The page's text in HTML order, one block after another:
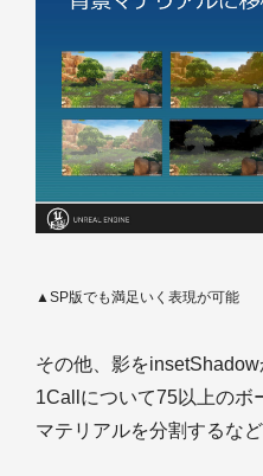
▲SP版でも満足いく表現が可能
その他、影をinsetShadow
1Callについて75以上のボ
マテリアルを分割するな